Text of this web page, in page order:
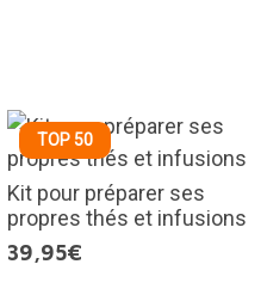
TOP 50
Kit pour préparer ses
propres thés et infusions
39,95€